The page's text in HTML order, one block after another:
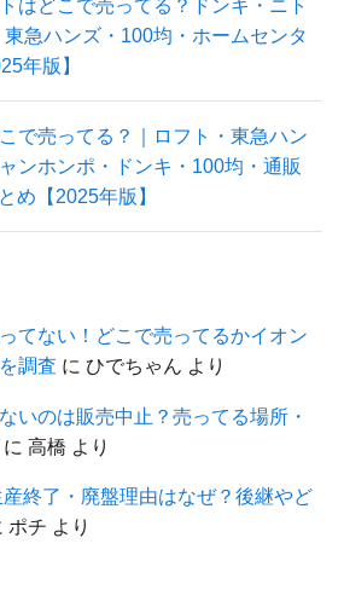
はどこで売ってる？ドンキ・ニト
急ハンズ・100均・ホームセンタ
年版】
で売ってる？｜ロフト・東急ハン
ンホンポ・ドンキ・100均・通販
め【2025年版】
てない！どこで売ってるかイオン
調査 に ひでちゃん より
いのは販売中止？売ってる場所・
に 高橋 より
終了・廃盤理由はなぜ？後継やど
ポチ より